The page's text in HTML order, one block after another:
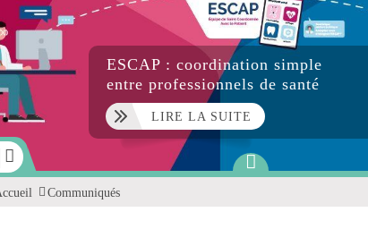
ESCAP : coordination simple
entre professionnels de santé
LIRE LA SUITE
Communiqués